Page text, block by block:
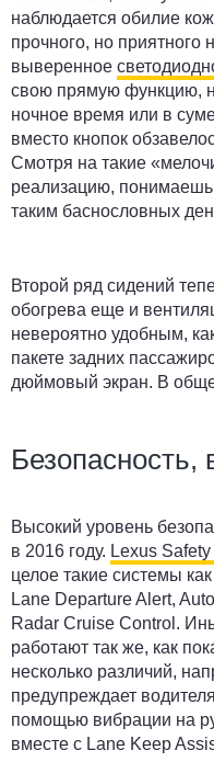
наблюдается обилие
прочного, но приятного
выверенное
свою прямую функцию,
ночное время или в
вместо кнопок
Смотря на такие
реализацию,
таким баснословных
Второй ряд сидений
обогрева еще и
невероятно удобным,
пакете задних
дюймовый экран. В
Безопасность,
Высокий уровень
в 2016 году. Lexus
целое такие системы
Lane Departure Alert,
Radar Cruise Control.
работают так же, как
несколько различий,
предупреждает
помощью вибрации на
вместе с Lane Keep